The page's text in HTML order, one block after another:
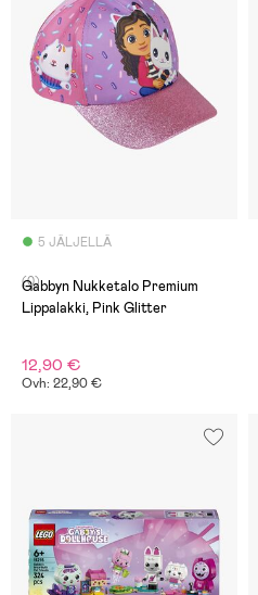
5 JÄLJELLÄ
(0)
Gabbyn Nukketalo Premium
Lippalakki, Pink Glitter
12,90 €
Ovh: 22,90 €